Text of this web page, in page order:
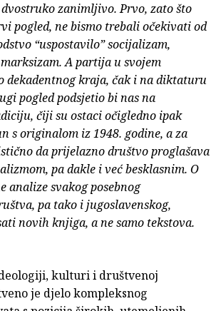
zanimljivo. Prvo, zato što
pogled, ne bismo trebali očekivati od
“uspostavilo” socijalizam,
A partija u svojem
dekadentnog kraja, čak i na diktaturu
pogled podsjetio bi nas na
čiji su ostaci očigledno ipak
s originalom iz 1948. godine, a za
da prijelazno društvo proglašava
pa dakle i već besklasnim. O
analize svakog posebnog
pa tako i jugoslavenskog,
novih knjiga, a ne samo tekstova.
kulturi i društvenoj
je djelo kompleksnog